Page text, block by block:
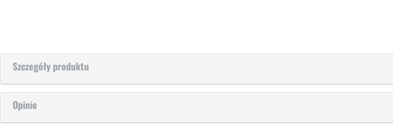
Szczegóły produktu
Opinie